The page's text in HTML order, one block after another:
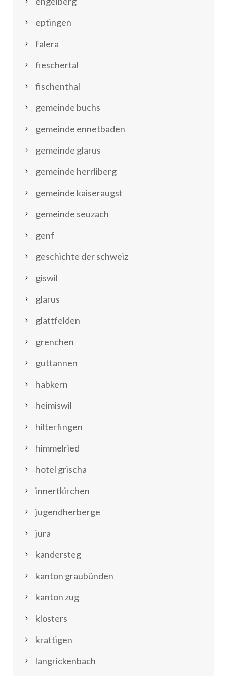
eptingen
falera
fieschertal
fischenthal
gemeinde buchs
gemeinde ennetbaden
gemeinde glarus
gemeinde herrliberg
gemeinde kaiseraugst
gemeinde seuzach
genf
geschichte der schweiz
giswil
glarus
glattfelden
grenchen
guttannen
habkern
heimiswil
hilterfingen
himmelried
hotel grischa
innertkirchen
jugendherberge
jura
kandersteg
kanton graubünden
kanton zug
klosters
krattigen
langrickenbach